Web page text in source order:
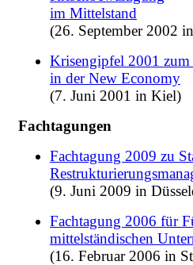
im Mittelstand
(26. September 2002
Krisengipfel 2001
in der New Economy
(7. Juni 2001 in Kiel)
Fachtagungen
Fachtagung 2009 zu
(9. Juni 2009 in
Fachtagung 2006 für
mittelständischen
(16. Februar 2006 in